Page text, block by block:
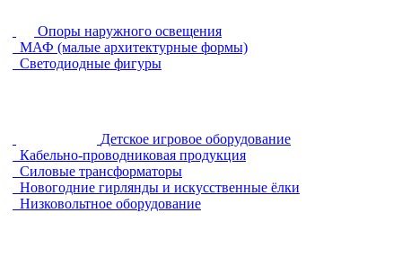
Опоры наружного освещения
МАФ (малые архитектурные формы)
Светодиодные фигуры
Детское игровое оборудование
Кабельно-проводниковая продукция
Силовые трансформаторы
Новогодние гирлянды и искусственные ёлки
Низковольтное оборудование